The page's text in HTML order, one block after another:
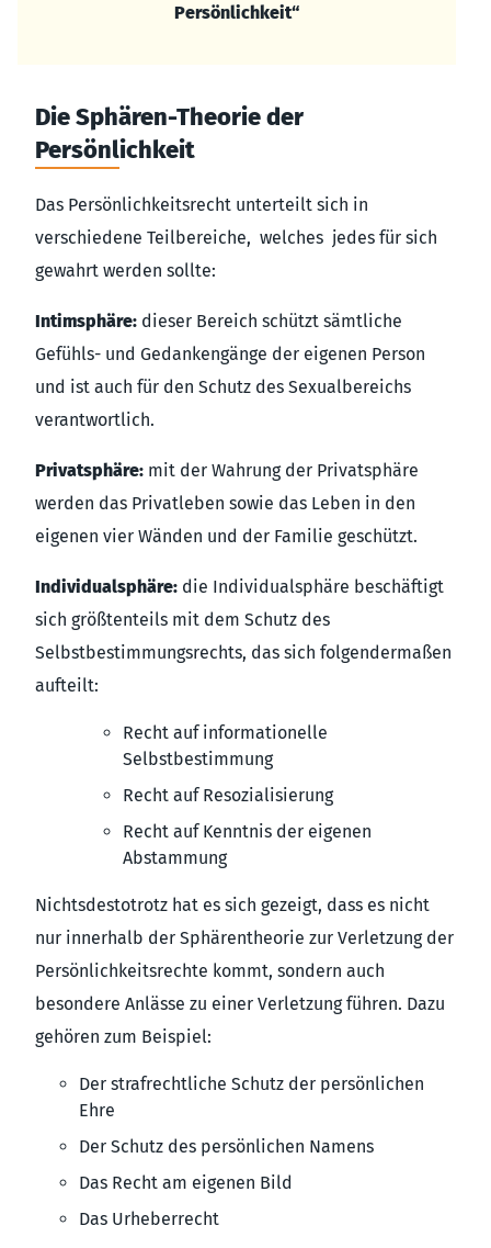
Persönlichkeit“
Die Sphären-Theorie der
Persönlichkeit
Das Persönlichkeitsrecht unterteilt sich in
verschiedene Teilbereiche, welches jedes für sich
gewahrt werden sollte:
Intimsphäre: dieser Bereich schützt sämtliche
Gefühls- und Gedankengänge der eigenen Person
und ist auch für den Schutz des Sexualbereichs
verantwortlich.
Privatsphäre: mit der Wahrung der Privatsphäre
werden das Privatleben sowie das Leben in den
eigenen vier Wänden und der Familie geschützt.
Individualsphäre: die Individualsphäre beschäftigt
sich größtenteils mit dem Schutz des
Selbstbestimmungsrechts, das sich folgendermaßen
aufteilt:
Recht auf informationelle
Selbstbestimmung
Recht auf Resozialisierung
Recht auf Kenntnis der eigenen
Abstammung
Nichtsdestotrotz hat es sich gezeigt, dass es nicht
nur innerhalb der Sphärentheorie zur Verletzung der
Persönlichkeitsrechte kommt, sondern auch
besondere Anlässe zu einer Verletzung führen. Dazu
gehören zum Beispiel:
Der strafrechtliche Schutz der persönlichen
Ehre
Der Schutz des persönlichen Namens
Das Recht am eigenen Bild
Das Urheberrecht